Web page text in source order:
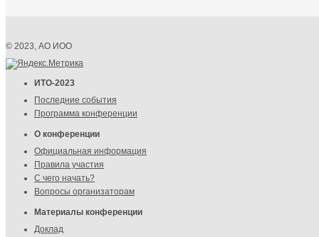
© 2023, АО ИОО
ИТО-2023
Последние события
Программа конференции
О конференции
Официальная информация
Правила участия
С чего начать?
Вопросы организаторам
Материалы конференции
Доклад